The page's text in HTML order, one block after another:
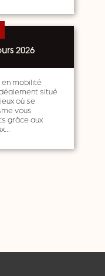
2026
en mobilité
situé
où se
vous
grâce aux